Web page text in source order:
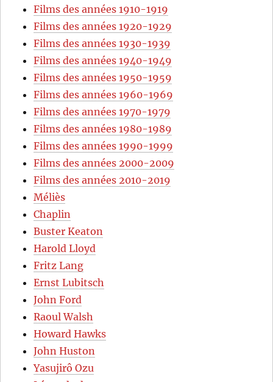
Films des années 1910-1919
Films des années 1920-1929
Films des années 1930-1939
Films des années 1940-1949
Films des années 1950-1959
Films des années 1960-1969
Films des années 1970-1979
Films des années 1980-1989
Films des années 1990-1999
Films des années 2000-2009
Films des années 2010-2019
Méliès
Chaplin
Buster Keaton
Harold Lloyd
Fritz Lang
Ernst Lubitsch
John Ford
Raoul Walsh
Howard Hawks
John Huston
Yasujirô Ozu